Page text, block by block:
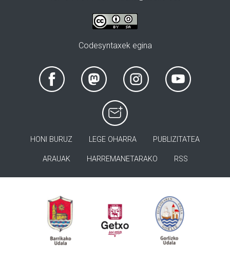
Codesyntaxek egina
HONI BURUZ LEGE OHARRA PUBLIZITATEA
ARAUAK HARREMANETARAKO RSS